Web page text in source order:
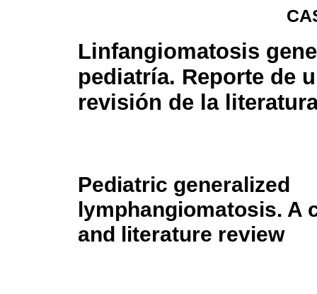
Linfangiomatosis
pediatría. Reporte de
revisión de la
Pediatric generalized
lymphangiomatosis. A
and literature review